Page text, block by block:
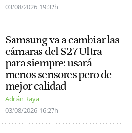
03/08/2026 19:32h
Samsung va a cambiar las
cámaras del S27 Ultra
para siempre: usará
menos sensores pero de
mejor calidad
Adrián Raya
03/08/2026 16:27h